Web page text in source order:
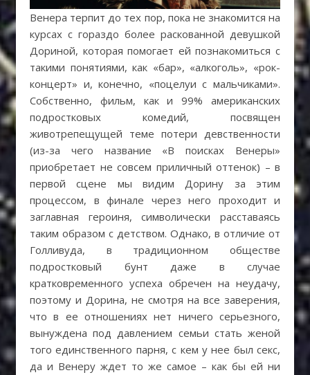
Венера терпит до тех пор, пока не знакомится на
курсах с гораздо более раскованной девушкой
Дориной, которая помогает ей познакомиться с
такими понятиями, как «бар», «алкоголь», «рок-
концерт» и, конечно, «поцелуи с мальчиками».
Собственно, фильм, как и 99% американских
подростковых комедий, посвящен
животрепещущей теме потери девственности
(из-за чего название «В поисках Венеры»
приобретает не совсем приличный оттенок) – в
первой сцене мы видим Дорину за этим
процессом, в финале через него проходит и
заглавная героиня, символически расставаясь
таким образом с детством. Однако, в отличие от
Голливуда, в традиционном обществе
подростковый бунт даже в случае
кратковременного успеха обречен на неудачу,
поэтому и Дорина, не смотря на все заверения,
что в ее отношениях нет ничего серьезного,
вынуждена под давлением семьи стать женой
того единственного парня, с кем у нее был секс,
да и Венеру ждет то же самое – как бы ей ни